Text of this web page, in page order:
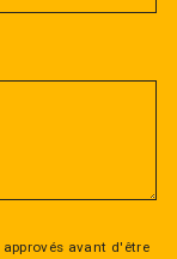
avant d'être